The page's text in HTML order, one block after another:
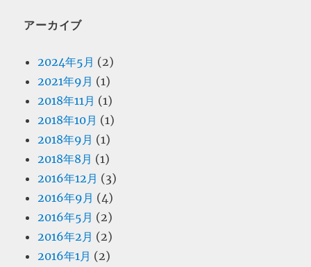
アーカイブ
2024年5月 (2)
2021年9月 (1)
2018年11月 (1)
2018年10月 (1)
2018年9月 (1)
2018年8月 (1)
2016年12月 (3)
2016年9月 (4)
2016年5月 (2)
2016年2月 (2)
2016年1月 (2)